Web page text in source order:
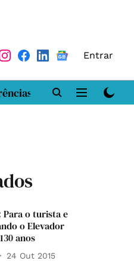
Entrar
DN LAB
Para o turista e
o Elevador
anos
24 Out 2015